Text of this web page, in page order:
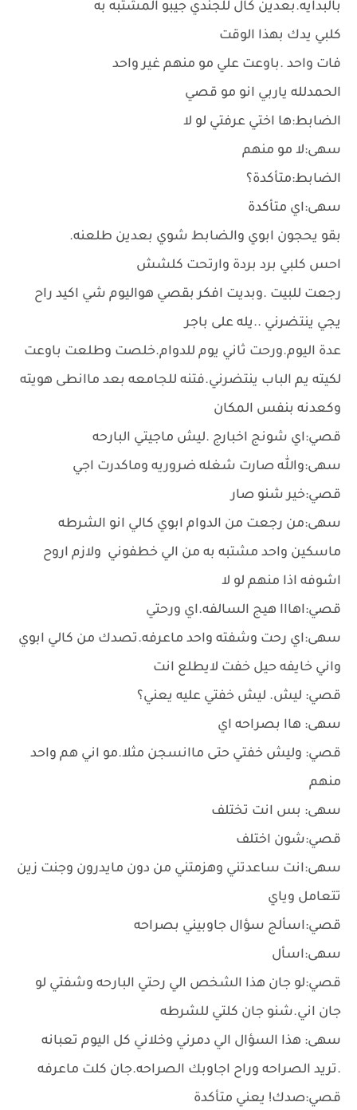
بالبدايه.بعدين كال للجندي جيبو المشتبه به
كلبي يدك بهذا الوقت
فات واحد .باوعت علي مو منهم غير واحد
الحمدلله ياربي انو مو قصي
الضابط:ها اختي عرفتي لو لا
سهى:لا مو منهم
الضابط:متأكدة؟
سهى:اي متأكدة
بقو يحجون ابوي والضابط شوي بعدين طلعنه.
احس كلبي برد بردة وارتحت كلشش
رجعت للبيت .وبديت افكر بقصي هواليوم شي اكيد راح
يجي ينتضرني ..يله على باجر
عدة اليوم.ورحت ثاني يوم للدوام.خلصت وطلعت باوعت
لكيته يم الباب ينتضرني.فتنه للجامعه بعد ماانطى هويته
وكعدنه بنفس المكان
قصي:اي شونج اخبارج .ليش ماجيتي البارحه
سهى:والله صارت شغله ضروريه وماكدرت اجي
قصي:خير شنو صار
سهى:من رجعت من الدوام ابوي كالي انو الشرطه
ماسكين واحد مشتبه به من الي خطفوني ولازم اروح
اشوفه اذا منهم لو لا
قصي:اهااا هيج السالفه.اي ورحتي
سهى:اي رحت وشفته واحد ماعرفه.تصدك من كالي ابوي
واني خايفه حيل خفت لايطلع انت
قصي: ليش. ليش خفتي عليه يعني؟
سهى: هاا بصراحه اي
قصي: وليش خفتي حتى ماانسجن مثلا.مو اني هم واحد
منهم
سهى: بس انت تختلف
قصي:شون اختلف
سهى:انت ساعدتني وهزمتني من دون مايدرون وجنت زين
تتعامل وياي
قصي:اسألج سؤال جاوبيني بصراحه
سهى:اسأل
قصي:لو جان هذا الشخص الي رحتي البارحه وشفتي لو
جان اني.شنو جان كلتي للشرطه
سهى: هذا السؤال الي دمرني وخلاني كل اليوم تعبانه
.تريد الصراحه وراح اجاوبك الصراحه.جان كلت ماعرفه
قصي:صدك! يعني متأكدة